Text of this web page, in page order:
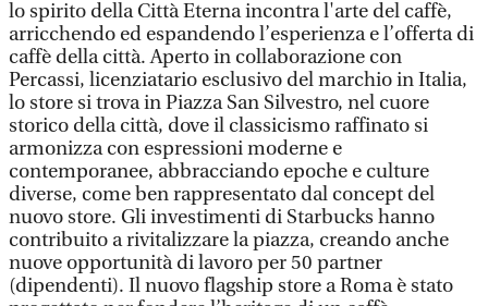
lo spirito della Città Eterna incontra l'arte del caffè,
arricchendo ed espandendo l’esperienza e l’offerta di
caffè della città. Aperto in collaborazione con
Percassi, licenziatario esclusivo del marchio in Italia,
lo store si trova in Piazza San Silvestro, nel cuore
storico della città, dove il classicismo raffinato si
armonizza con espressioni moderne e
contemporanee, abbracciando epoche e culture
diverse, come ben rappresentato dal concept del
nuovo store. Gli investimenti di Starbucks hanno
contribuito a rivitalizzare la piazza, creando anche
nuove opportunità di lavoro per 50 partner
(dipendenti). Il nuovo flagship store a Roma è stato